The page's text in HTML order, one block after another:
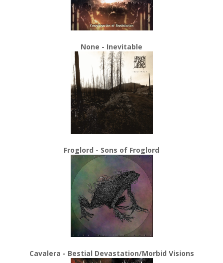
None - Inevitable
Froglord - Sons of Froglord
Cavalera - Bestial Devastation/Morbid Visions